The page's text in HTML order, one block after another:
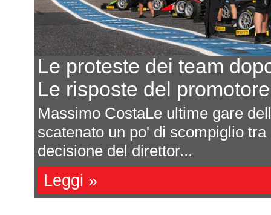
Le proteste dei team
Le risposte del
Massimo CostaLe ultime gare
scatenato un po' di scompiglio
decisione del direttor...
Leggi »